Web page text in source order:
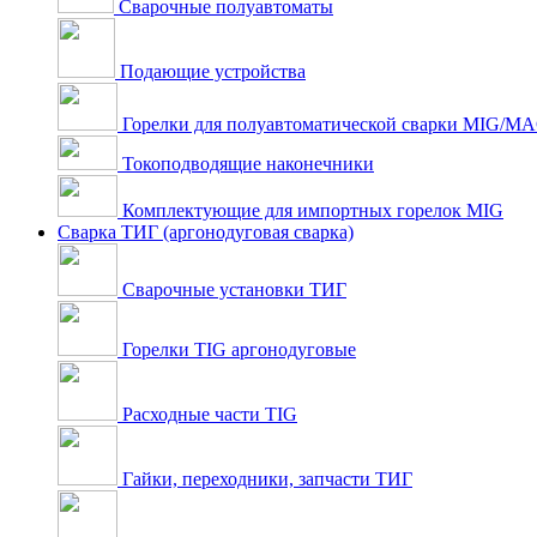
Сварочные полуавтоматы
Подающие устройства
Горелки для полуавтоматической сварки MIG/
Токоподводящие наконечники
Комплектующие для импортных горелок MIG
Сварка ТИГ (аргонодуговая сварка)
Сварочные установки ТИГ
Горелки TIG аргонодуговые
Расходные части TIG
Гайки, переходники, запчасти ТИГ